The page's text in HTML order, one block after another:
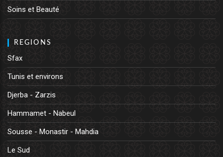
Soins et Beauté
REGIONS
Sfax
Tunis et environs
Djerba - Zarzis
Hammamet - Nabeul
Sousse - Monastir - Mahdia
Le Sud